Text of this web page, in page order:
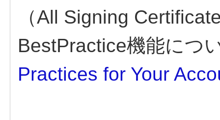
（All Signing
BestPractice機能につ
Practices for Your